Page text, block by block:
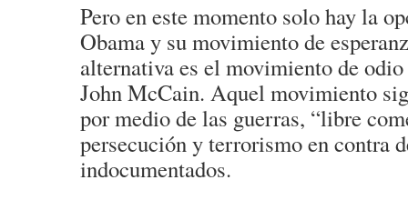
Pero en este momento solo hay la
Obama y su movimiento de
alternativa es el movimiento de
John McCain. Aquel movimiento
por medio de las guerras, “libre
persecución y terrorismo en contra
indocumentados.